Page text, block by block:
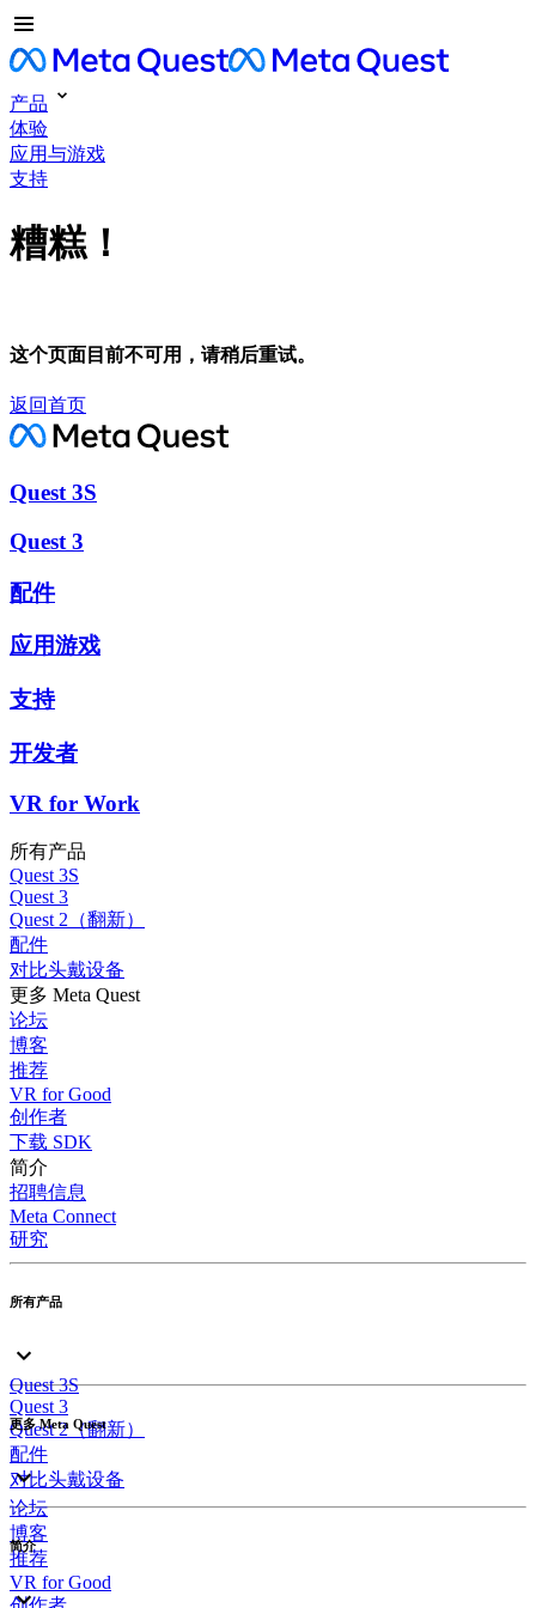
产品
体验
应用与游戏
支持
糟糕！
这个页面目前不可用，请稍后重试。
返回首页
Quest 3S
Quest 3
配件
应用游戏
支持
开发者
VR for Work
所有产品
Quest 3S
Quest 3
Quest 2（翻新）
配件
对比头戴设备
更多 Meta Quest
论坛
博客
推荐
VR for Good
创作者
下载 SDK
简介
招聘信息
Meta Connect
研究
所有产品
Quest 3S
Quest 3
Quest 2（翻新）
配件
对比头戴设备
更多 Meta Quest
论坛
博客
推荐
VR for Good
简介